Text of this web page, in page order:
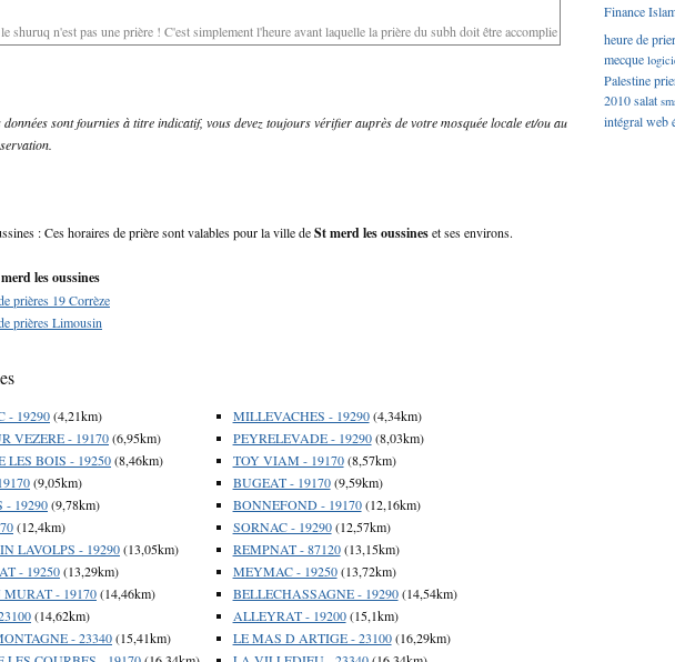
shuruq n'est pas une prière ! C'est simplement l'heure avant laquelle la prière du subh doit être accomplie
données sont fournies à titre indicatif, vous devez toujours vérifier auprès de votre mosquée locale et/ou au
: Ces horaires de prière sont valables pour la ville deSt merd les oussineset ses environs.
les oussines
prières 19 Corrèze
prières Limousin
- 19290(4,21km)
VEZERE - 19170(6,95km)
LES BOIS - 19250(8,46km)
(9,05km)
- 19290(9,78km)
(12,4km)
LAVOLPS - 19290(13,05km)
- 19250(13,29km)
- 19170(14,46km)
(14,62km)
- 23340(15,41km)
MILLEVACHES - 19290(4,34km)
PEYRELEVADE - 19290(8,03km)
TOY VIAM - 19170(8,57km)
BUGEAT - 19170(9,59km)
BONNEFOND - 19170(12,16km)
SORNAC - 19290(12,57km)
REMPNAT - 87120(13,15km)
MEYMAC - 19250(13,72km)
BELLECHASSAGNE - 19290(14,54km)
ALLEYRAT - 19200(15,1km)
LE MAS D ARTIGE - 23100(16,29km)
Finance
heure de
mecque
Palestine
2010salat
intégralweb